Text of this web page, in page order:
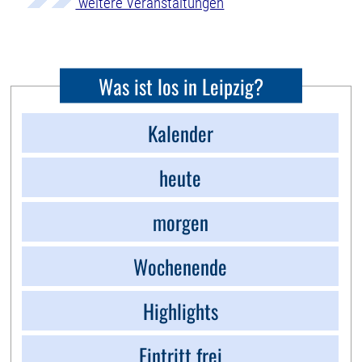
Was ist los in Leipzig?
Kalender
heute
morgen
Wochenende
Highlights
Eintritt frei